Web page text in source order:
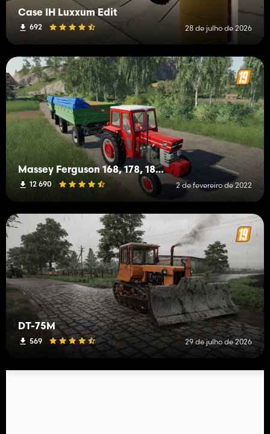
Case IH Luxxum Edit
692 28 de julho de 2026
Massey Ferguson 168, 178, 188 4x4
12 690 2 de fevereiro de 2022
DT-75M
569 29 de julho de 2026